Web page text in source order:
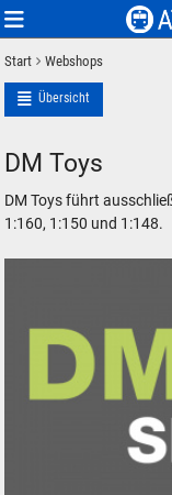
Start Webshops
Übersicht
DM Toys
DM Toys führt
1:160, 1:150 und 1:148.